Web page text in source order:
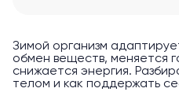
Зимой организм
обмен веществ, меняется
снижается энергия.
телом и как поддержать